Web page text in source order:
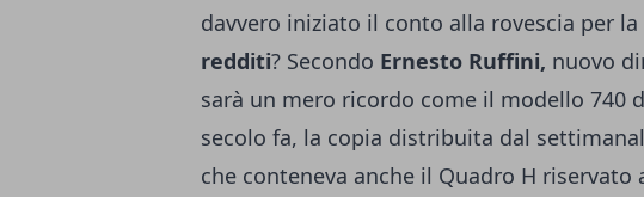
davvero iniziato il conto alla rovescia per
redditi? Secondo Ernesto Ruffini, nuovo
sarà un mero ricordo come il modello 740
secolo fa, la copia distribuita dal
che conteneva anche il Quadro H